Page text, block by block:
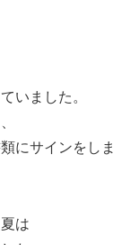
いました。
にサインをしま
は